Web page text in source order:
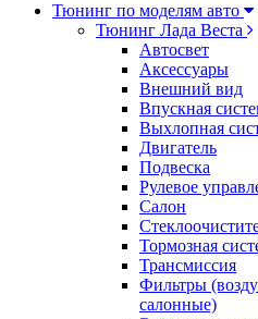
Тюнинг по моделям авто
Тюнинг Лада Веста
Автосвет
Аксессуары
Внешний вид
Впускная
Выхлопная
Двигатель
Подвеска
Рулевое
Салон
Тормозная
Трансмиссия
Фильтры
салонные)